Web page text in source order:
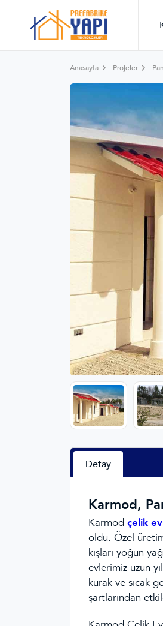
Anasayfa Projeler
Detay
Karmod,
Karmod çelik
oldu. Özel
kışları yoğun
evlerimiz uzun
kurak ve sıcak
şartlarından